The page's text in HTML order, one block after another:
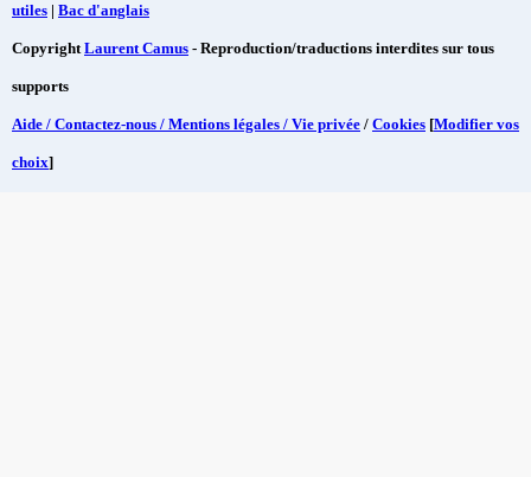
utiles | Bac d'anglais
CopyrightLaurent Camus - Reproduction/traductions interdites sur tous
supports
Aide / Contactez-nous / Mentions légales / Vie privée / Cookies [Modifier vos
choix]